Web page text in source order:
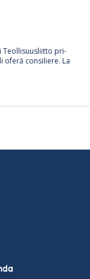
Teol­li­suus­liitto pri­
oferă con­si­liere. La